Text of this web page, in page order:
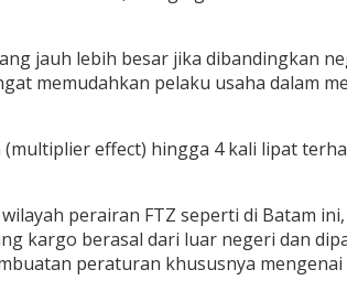
jauh lebih besar jika dibandingkan
memudahkan pelaku usaha dalam
effect) hingga 4 kali lipat
perairan FTZ seperti di Batam
kargo berasal dari luar negeri dan
peraturan khususnya